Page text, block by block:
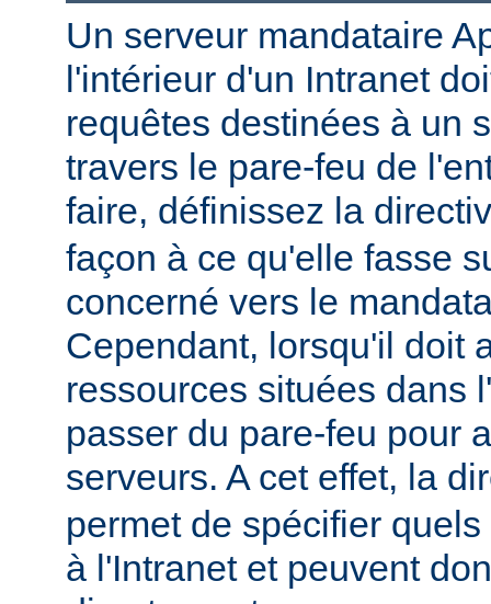
Un serveur mandataire
l'intérieur d'un Intranet
requêtes destinées à un
travers le pare-feu de
faire, définissez la
façon à ce qu'elle fasse
concerné vers le
Cependant, lorsqu'il doit
ressources situées dans
passer du pare-feu pour
serveurs. A cet effet, la
permet de spécifier
à l'Intranet et peuvent